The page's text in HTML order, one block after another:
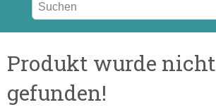
Produkt wurde nicht
gefunden!